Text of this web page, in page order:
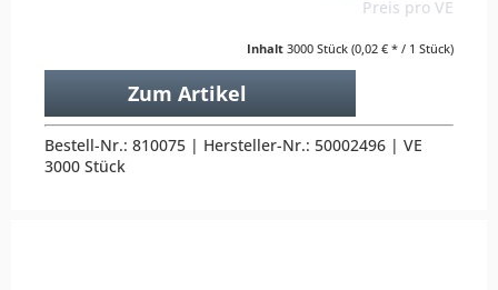
Preis pro VE
Inhalt 3000 Stück (0,02 € * / 1 Stück)
Zum Artikel
Bestell-Nr.: 810075 | Hersteller-Nr.: 50002496 | VE
3000 Stück